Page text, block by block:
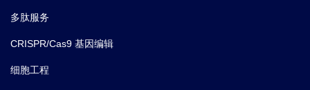
多肽服务
CRISPR/Cas9 基因编辑
细胞工程